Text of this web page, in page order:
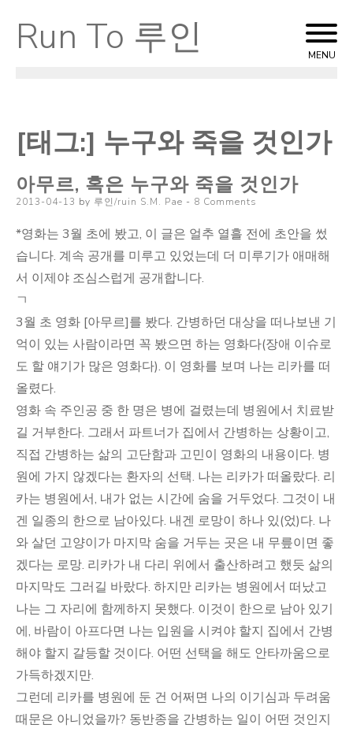
Skip
to
Run To 루인 MENU
[태그:] 누구와 죽을 것인가
아무르, 혹은 누구와 죽을 것인가
Posted
2013-04-13 by 루인/ruin S.M. Pae 8 Comments
*영화는 3월 초에 봤고, 이 글은 얼추 열흘 전에 초안을 썼
습니다. 계속 공개를 미루고 있었는데 더 미루기가 애매해
서 이제야 조심스럽게 공개합니다.
ㄱ
3월 초 영화 [아무르]를 봤다. 간병하던 대상을 떠나보낸 기
억이 있는 사람이라면 꼭 봤으면 하는 영화다(장애 이슈로
도 할 얘기가 많은 영화다). 이 영화를 보며 나는 리카를 떠
올렸다.
영화 속 주인공 중 한 명은 병에 걸렸는데 병원에서 치료받
길 거부한다. 그래서 파트너가 집에서 간병하는 상황이고,
직접 간병하는 삶의 고단함과 고민이 영화의 내용이다. 병
원에 가지 않겠다는 환자의 선택. 나는 리카가 떠올랐다. 리
카는 병원에서, 내가 없는 시간에 숨을 거두었다. 그것이 내
겐 일종의 한으로 남아있다. 내겐 로망이 하나 있(었)다. 나
와 살던 고양이가 마지막 숨을 거두는 곳은 내 무릎이면 좋
겠다는 로망. 리카가 내 다리 위에서 출산하려고 했듯 삶의
마지막도 그러길 바랐다. 하지만 리카는 병원에서 떠났고
나는 그 자리에 함께하지 못했다. 이것이 한으로 남아 있기
에, 바람이 아프다면 나는 입원을 시켜야 할지 집에서 간병
해야 할지 갈등할 것이다. 어떤 선택을 해도 안타까움으로
가득하겠지만.
그런데 리카를 병원에 둔 건 어쩌면 나의 이기심과 두려움
때문은 아니었을까? 동반종을 간병하는 일이 어떤 것인지